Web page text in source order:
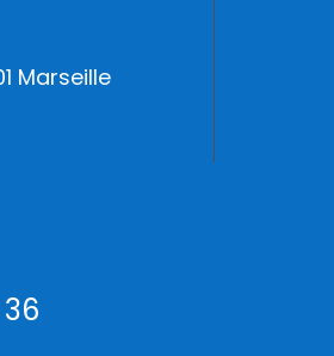
Marseille